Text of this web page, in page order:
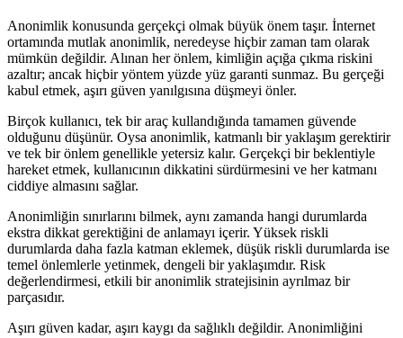
Anonimlik konusunda gerçekçi olmak büyük önem taşır. İnternet
ortamında mutlak anonimlik, neredeyse hiçbir zaman tam olarak
mümkün değildir. Alınan her önlem, kimliğin açığa çıkma riskini
azaltır; ancak hiçbir yöntem yüzde yüz garanti sunmaz. Bu gerçeği
kabul etmek, aşırı güven yanılgısına düşmeyi önler.
Birçok kullanıcı, tek bir araç kullandığında tamamen güvende
olduğunu düşünür. Oysa anonimlik, katmanlı bir yaklaşım gerektirir
ve tek bir önlem genellikle yetersiz kalır. Gerçekçi bir beklentiyle
hareket etmek, kullanıcının dikkatini sürdürmesini ve her katmanı
ciddiye almasını sağlar.
Anonimliğin sınırlarını bilmek, aynı zamanda hangi durumlarda
ekstra dikkat gerektiğini de anlamayı içerir. Yüksek riskli
durumlarda daha fazla katman eklemek, düşük riskli durumlarda ise
temel önlemlerle yetinmek, dengeli bir yaklaşımdır. Risk
değerlendirmesi, etkili bir anonimlik stratejisinin ayrılmaz bir
parçasıdır.
Aşırı güven kadar, aşırı kaygı da sağlıklı değildir. Anonimliğini